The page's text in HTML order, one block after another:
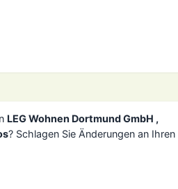
LEG Wohnen Dortmund GmbH ,
? Schlagen Sie Änderungen an Ihren